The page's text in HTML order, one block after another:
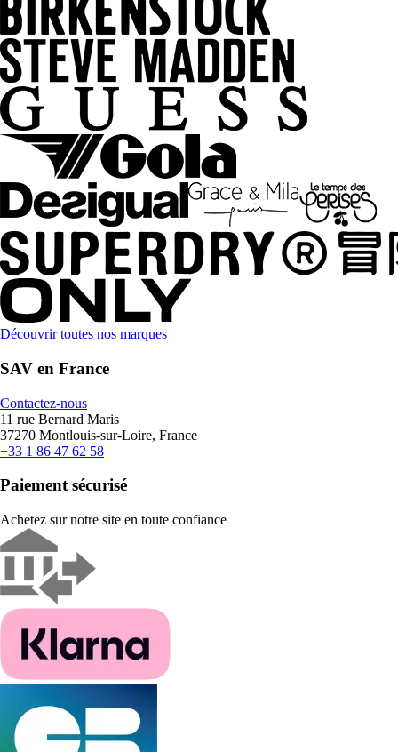
Découvrir toutes nos marques
SAV en France
Contactez-nous
11 rue Bernard Maris
37270 Montlouis-sur-Loire, France
+33 1 86 47 62 58
Paiement sécurisé
Achetez sur notre site en toute confiance